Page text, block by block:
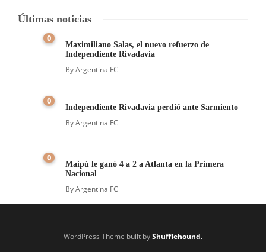
Últimas noticias
0
Maximiliano Salas, el nuevo refuerzo de
Independiente Rivadavia
ByArgentina FC
0
Independiente Rivadavia perdió ante Sarmiento
ByArgentina FC
0
Maipú le ganó 4 a 2 a Atlanta en la Primera
Nacional
ByArgentina FC
WordPress Theme built byShufflehound.